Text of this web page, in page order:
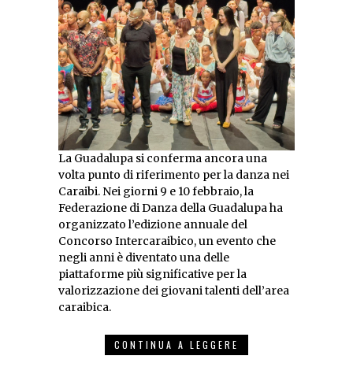
La Guadalupa si conferma ancora una
volta punto di riferimento per la danza nei
Caraibi. Nei giorni 9 e 10 febbraio, la
Federazione di Danza della Guadalupa ha
organizzato l’edizione annuale del
Concorso Intercaraibico, un evento che
negli anni è diventato una delle
piattaforme più significative per la
valorizzazione dei giovani talenti dell’area
caraibica.
CONTINUA A LEGGERE